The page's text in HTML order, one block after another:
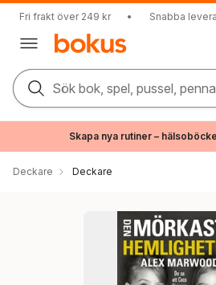
Fri frakt över 249 kr • Snabba
Sök bok, spel, pussel,
Skapa nya rutiner –
Deckare Deckare